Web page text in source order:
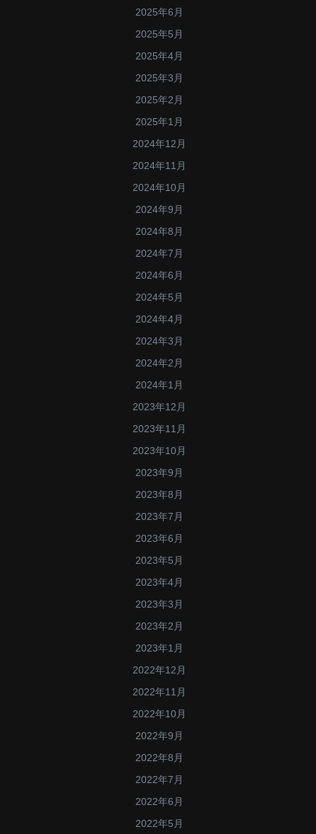
2025年6月
2025年5月
2025年4月
2025年3月
2025年2月
2025年1月
2024年12月
2024年11月
2024年10月
2024年9月
2024年8月
2024年7月
2024年6月
2024年5月
2024年4月
2024年3月
2024年2月
2024年1月
2023年12月
2023年11月
2023年10月
2023年9月
2023年8月
2023年7月
2023年6月
2023年5月
2023年4月
2023年3月
2023年2月
2023年1月
2022年12月
2022年11月
2022年10月
2022年9月
2022年8月
2022年7月
2022年6月
2022年5月